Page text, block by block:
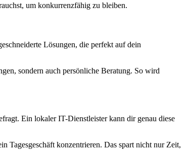
um konkurrenzfähig zu bleiben.
Lösungen, die perfekt auf dein
sondern auch persönliche Beratung. So wird
Ein lokaler IT-Dienstleister kann dir genau diese
Tagesgeschäft konzentrieren. Das spart nicht nur Zeit,